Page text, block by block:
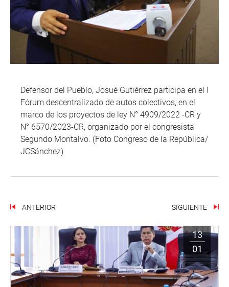
Defensor del Pueblo, Josué Gutiérrez participa en el I
Fórum descentralizado de autos colectivos, en el
marco de los proyectos de ley N° 4909/2022 -CR y
N° 6570/2023-CR, organizado por el congresista
Segundo Montalvo. (Foto Congreso de la República/
JCSánchez)
ANTERIOR SIGUIENTE
13
01